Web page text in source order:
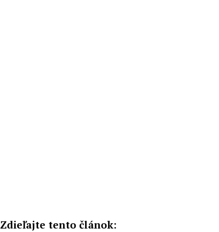
Zdieľajte tento článok: